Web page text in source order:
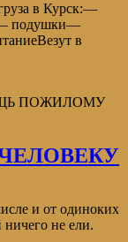
в Курск:—
подушки—
в
ПОЖИЛОМУ
и от одиноких
не ели.